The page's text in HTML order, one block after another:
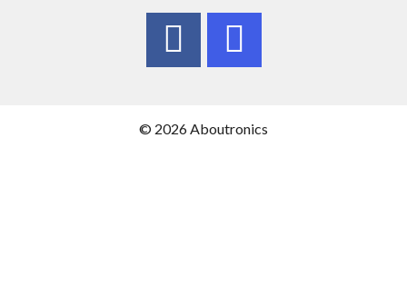
© 2026 Aboutronics